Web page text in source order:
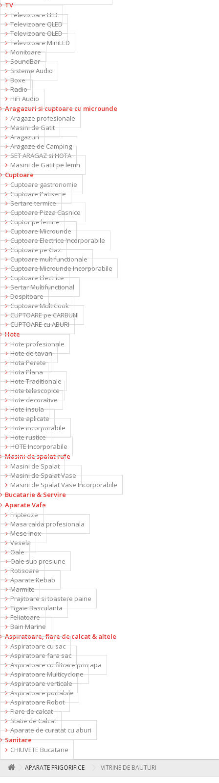
TV
Televizoare LED
Televizoare QLED
Televizoare OLED
Televizoare MiniLED
Monitoare
SoundBar
Sisteme Audio
Boxe
Radio
HiFi Audio
Aragazuri si cuptoare cu microunde
Aragaze profesionale
Masini de Gatit
Aragazuri
Aragaze de Camping
SET ARAGAZ si HOTA
Masini de Gatit pe lemn
Cuptoare
Cuptoare gastronomie
Cuptoare Patiserie
Sertare termice
Cuptoare Pizza Casnice
Cuptor pe lemne
Cuptoare Microunde
Cuptoare Electrice Incorporabile
Cuptoare pe Gaz
Cuptoare multifunctionale
Cuptoare Microunde Incorporabile
Cuptoare Electrice
Sertar Multifunctional
Dospitoare
Cuptoare MultiCook
CUPTOARE pe CARBUNI
CUPTOARE cu ABURI
Hote
Hote profesionale
Hote de tavan
Hota Perete
Hota Plana
Hote Traditionale
Hote telescopice
Hote decorative
Hote insula
Hote aplicate
Hote incorporabile
Hote rustice
HOTE Incorporabile
Masini de spalat rufe
Masini de Spalat
Masini de Spalat Vase
Masini de Spalat Vase Incorporabile
Bucatarie & Servire
Aparate Vafe
Fripteoze
Masa calda profesionala
Mese Inox
Vesela
Oale
Oale sub presiune
Rotisoare
Aparate Kebab
Marmite
Prajitoare si toastere paine
Tigaie Basculanta
Feliatoare
Bain Marine
Aspiratoare, fiare de calcat & altele
Aspiratoare cu sac
Aspiratoare fara sac
Aspiratoare cu filtrare prin apa
Aspiratoare Multicyclone
Aspiratoare verticale
Aspiratoare portabile
Aspiratoare Robot
Fiare de calcat
Statie de Calcat
Aparate de curatat cu aburi
Sanitare
CHIUVETE Bucatarie
APARATE FRIGORIFICE VITRINE DE BAUTURI